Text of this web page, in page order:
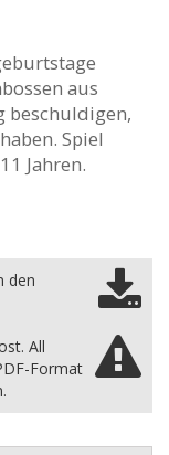
aus
beschuldigen,
Spiel
Jahren.
den
All
Format